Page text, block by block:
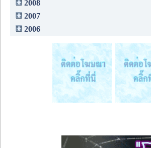
2008
2007
2006